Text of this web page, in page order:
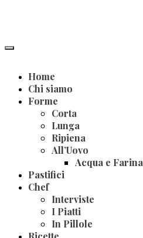
Home
Chi siamo
Forme
Corta
Lunga
Ripiena
All’Uovo
Acqua e Farina
Pastifici
Chef
Interviste
I Piatti
In Pillole